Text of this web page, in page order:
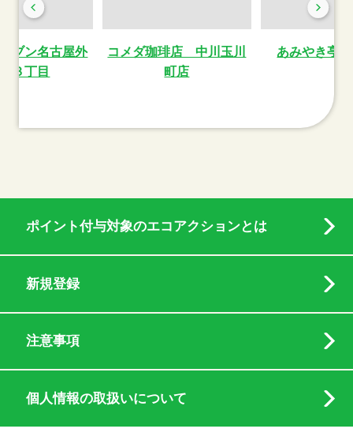
ブン名古屋外
３丁目
コメダ珈琲店 中川玉川
町店
あみやき亭
ポイント付与対象のエコアクションとは
新規登録
注意事項
個人情報の取扱いについて